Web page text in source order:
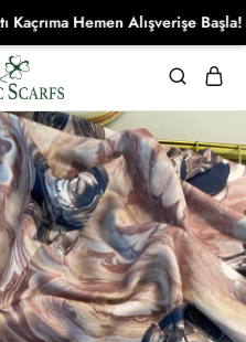
Hemen Alışverişe Başla!